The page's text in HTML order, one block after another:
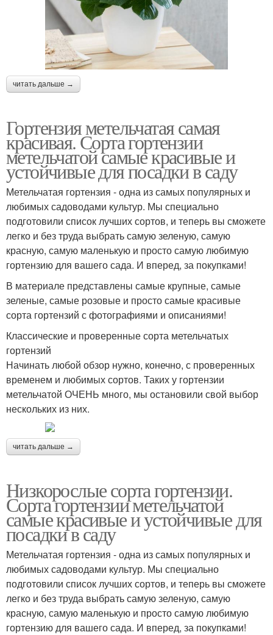
читать дальше →
Гортензия метельчатая самая
красивая. Сорта гортензии
метельчатой самые красивые и
устойчивые для посадки в саду
Метельчатая гортензия - одна из самых популярных и
любимых садоводами культур. Мы специально
подготовили список лучших сортов, и теперь вы сможете
легко и без труда выбрать самую зеленую, самую
красную, самую маленькую и просто самую любимую
гортензию для вашего сада. И вперед, за покупками!
В материале представлены самые крупные, самые
зеленые, самые розовые и просто самые красивые
сорта гортензий с фотографиями и описаниями!
Классические и проверенные сорта метельчатых
гортензий
Начинать любой обзор нужно, конечно, с проверенных
временем и любимых сортов. Таких у гортензии
метельчатой ОЧЕНЬ много, мы остановили свой выбор
нескольких из них.
читать дальше →
Низкорослые сорта гортензии.
Сорта гортензии метельчатой
самые красивые и устойчивые для
посадки в саду
Метельчатая гортензия - одна из самых популярных и
любимых садоводами культур. Мы специально
подготовили список лучших сортов, и теперь вы сможете
легко и без труда выбрать самую зеленую, самую
красную, самую маленькую и просто самую любимую
гортензию для вашего сада. И вперед, за покупками!